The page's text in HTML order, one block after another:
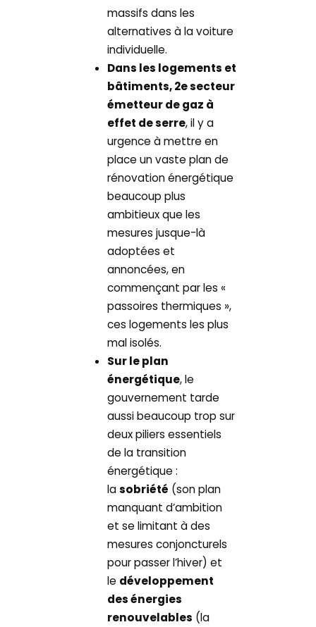
massifs dans les
alternatives à la voiture
individuelle.
Dans les logements et
bâtiments, 2e secteur
émetteur de gaz à
effet de serre, il y a
urgence à mettre en
place un vaste plan de
rénovation énergétique
beaucoup plus
ambitieux que les
mesures jusque-là
adoptées et
annoncées, en
commençant par les «
passoires thermiques »,
ces logements les plus
mal isolés.
Sur le plan
énergétique, le
gouvernement tarde
aussi beaucoup trop sur
deux piliers essentiels
de la transition
énergétique :
lasobriété (son plan
manquant d’ambition
et se limitant à des
mesures conjoncturels
pour passer l’hiver) et
le développement
des énergies
renouvelables (la